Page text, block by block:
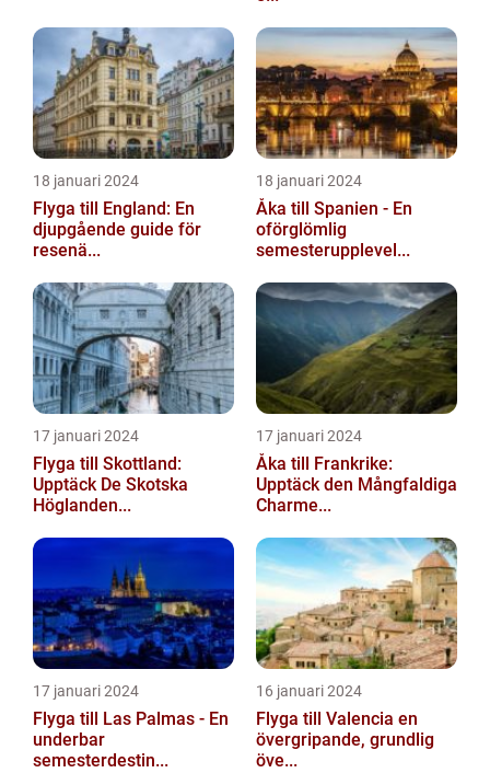
18 januari 2024
Flyga till England: En
djupgående guide för
resenä...
18 januari 2024
Åka till Spanien - En
oförglömlig
semesterupplevel...
17 januari 2024
Flyga till Skottland:
Upptäck De Skotska
Höglanden...
17 januari 2024
Åka till Frankrike:
Upptäck den Mångfaldiga
Charme...
17 januari 2024
Flyga till Las Palmas - En
underbar
semesterdestin...
16 januari 2024
Flyga till Valencia en
övergripande, grundlig
öve...